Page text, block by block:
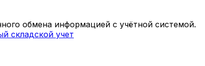
обмена информацией с учётной системой.